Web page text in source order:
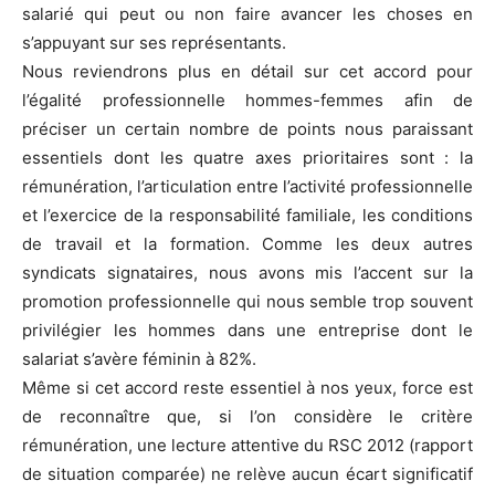
salarié qui peut ou non faire avancer les choses en
s’appuyant sur ses représentants.
Nous reviendrons plus en détail sur cet accord pour
l’égalité professionnelle hommes-femmes afin de
préciser un certain nombre de points nous paraissant
essentiels dont les quatre axes prioritaires sont : la
rémunération, l’articulation entre l’activité professionnelle
et l’exercice de la responsabilité familiale, les conditions
de travail et la formation. Comme les deux autres
syndicats signataires, nous avons mis l’accent sur la
promotion professionnelle qui nous semble trop souvent
privilégier les hommes dans une entreprise dont le
salariat s’avère féminin à 82%.
Même si cet accord reste essentiel à nos yeux, force est
de reconnaître que, si l’on considère le critère
rémunération, une lecture attentive du RSC 2012 (rapport
de situation comparée) ne relève aucun écart significatif